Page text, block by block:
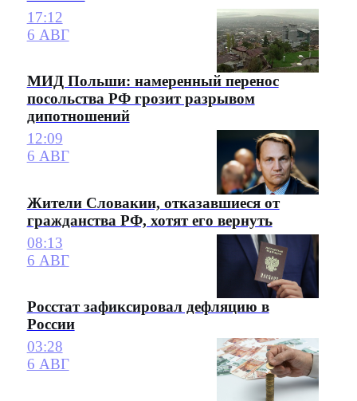
17:12
6 АВГ
МИД Польши: намеренный перенос
посольства РФ грозит разрывом
дипотношений
12:09
6 АВГ
Жители Словакии, отказавшиеся от
гражданства РФ, хотят его вернуть
08:13
6 АВГ
Росстат зафиксировал дефляцию в
России
03:28
6 АВГ